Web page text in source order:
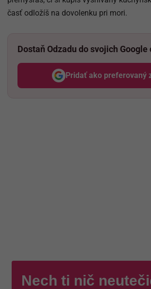
časť odložíš na dovolenku pri mori.
Dostaň Odzadu do svojich
Pridať ako preferovaný
Odzadu,
Nech ti nič